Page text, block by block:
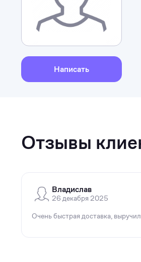
Написать
Отзывы
Владислав
26 декабря 2025
Очень быстрая доставка,